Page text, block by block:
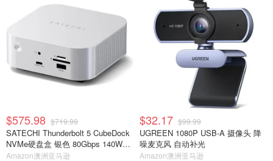
$575.98 $719.99
SATECHI Thunderbolt 5 CubeDock
NVMe硬盘盒 银色 80Gbps 140W扩
展坞
Amazon澳洲亚马逊
$32.17 $99.99
UGREEN 1080P USB-A 摄像头 降
噪麦克风 自动补光
Amazon澳洲亚马逊